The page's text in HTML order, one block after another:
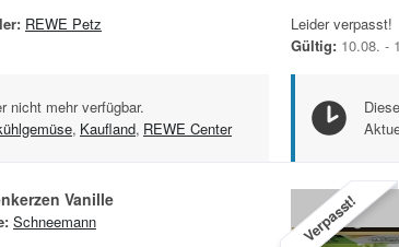
REWE Petz
nicht mehr verfügbar.
, Kaufland, REWE Center
Leider verpasst!
Gültig: 10.08. -
Vanille
Schneemann Verpasst!